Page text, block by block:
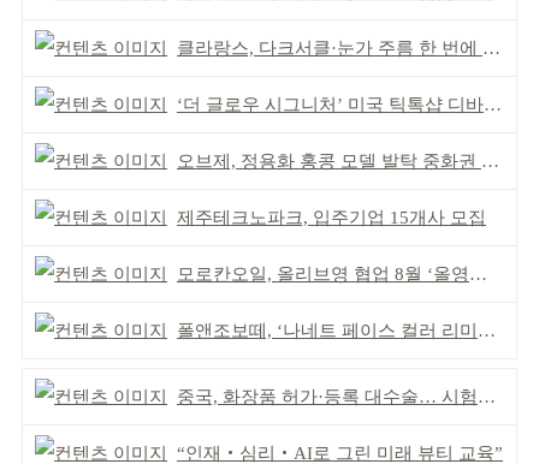
클라랑스, 다크서클·눈가 주름 한 번에 더블 케어
‘더 글로우 시그니처’ 미국 틱톡샵 디바이스 부문 1위
오브제, 정용화 홍콩 모델 발탁 중화권 공략 강화
제주테크노파크, 입주기업 15개사 모집
모로칸오일, 올리브영 협업 8월 ‘올영픽’ 선정
폴앤조보떼, ‘나네트 페이스 컬러 리미티드’ 출시
중국, 화장품 허가·등록 대수술… 시험자료 공용 허용
“인재‧심리‧AI로 그린 미래 뷰티 교육”